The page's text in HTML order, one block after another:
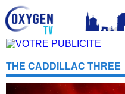
THE CADDILLAC THREE